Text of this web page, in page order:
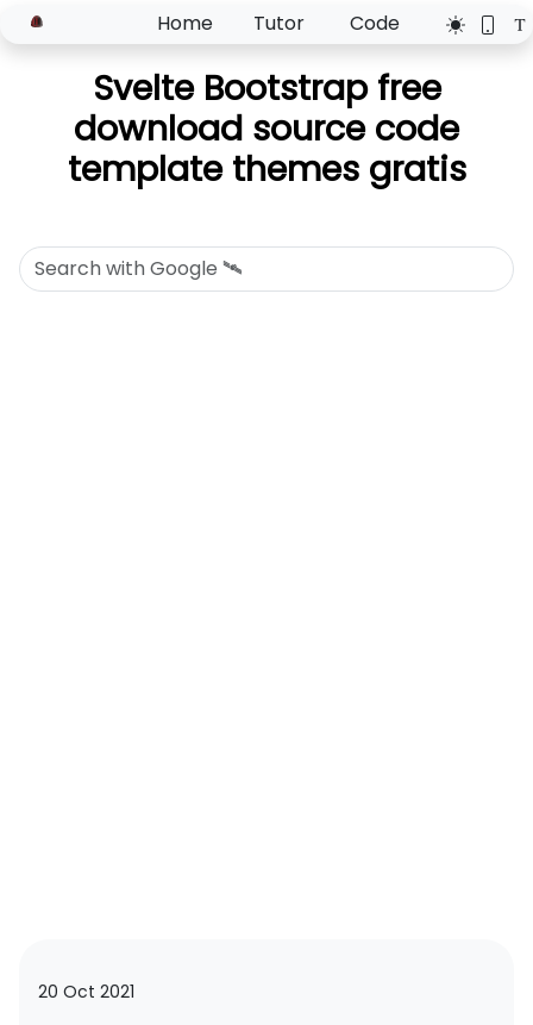
Home Tutor Code
Svelte Bootstrap free
download source code
template themes gratis
20 Oct 2021